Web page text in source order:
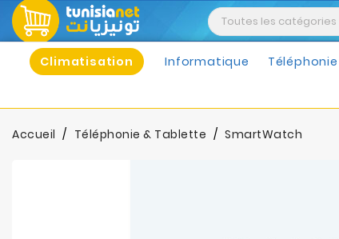
Climatisation Informatique
Accueil Téléphonie & Tablette SmartWatch